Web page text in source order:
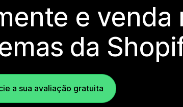
e venda
da
a sua avaliação gratuita